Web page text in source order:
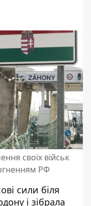
своїх військ
РФ
сили біля
і зібрала